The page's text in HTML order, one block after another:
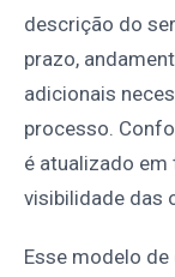
descrição do
prazo,
adicionais
processo.
é atualizado
visibilidade das
Esse modelo